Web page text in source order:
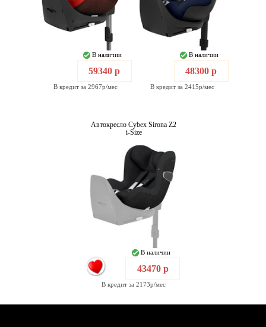
В наличии
59340 р
В кредит за 2967р/мес
В наличии
48300 р
В кредит за 2415р/мес
Автокресло Cybex Sirona Z2
i-Size
В наличии
43470 р
В кредит за 2173р/мес